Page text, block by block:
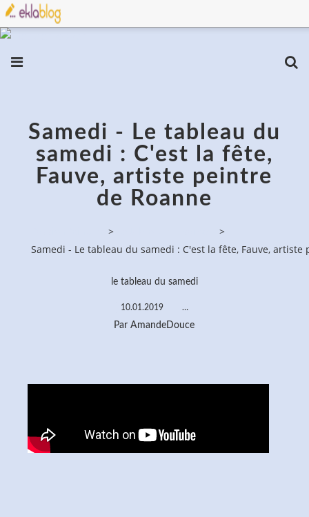
Samedi - Le tableau du
samedi : C'est la fête,
Fauve, artiste peintre
de Roanne
>
>
Samedi - Le tableau du samedi : C'est la fête, Fauve, artiste
le tableau du samedi
10.01.2019 …
Par AmandeDouce